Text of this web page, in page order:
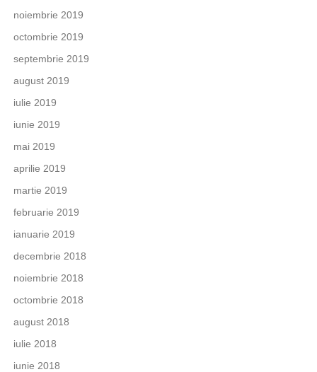
noiembrie 2019
octombrie 2019
septembrie 2019
august 2019
iulie 2019
iunie 2019
mai 2019
aprilie 2019
martie 2019
februarie 2019
ianuarie 2019
decembrie 2018
noiembrie 2018
octombrie 2018
august 2018
iulie 2018
iunie 2018